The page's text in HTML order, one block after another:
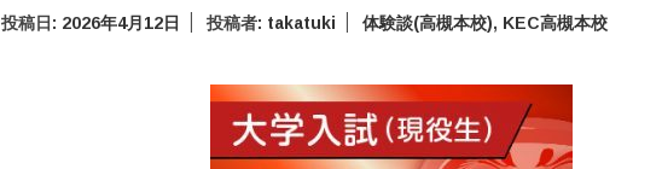
投稿日: 2026年4月12日 投稿者: takatuki 体験談(高槻本校), KEC高槻本校